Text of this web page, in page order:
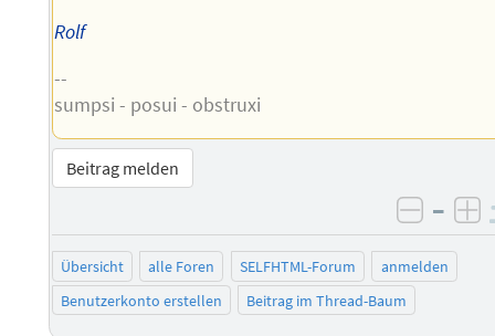
Rolf
--
sumpsi - posui - obstruxi
Beitrag melden
–
Übersicht alle Foren SELFHTML-Forum
anmelden
Benutzerkonto erstellen
Beitrag im Thread-Baum